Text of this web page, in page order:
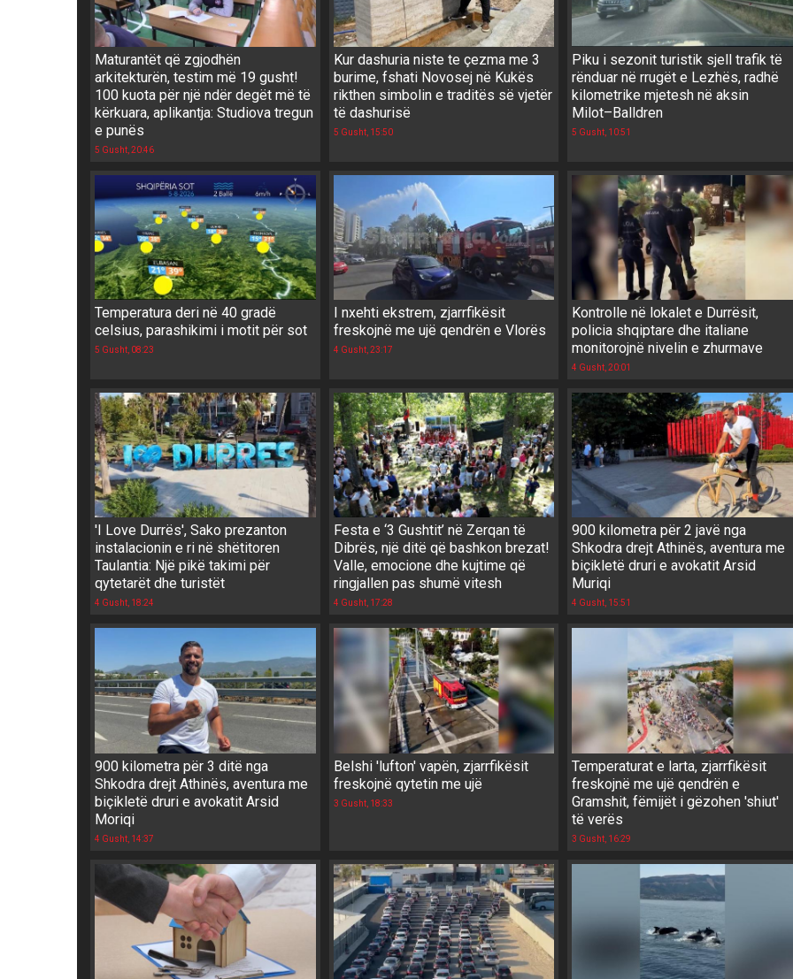
Maturantët që zgjodhën
arkitekturën, testim më 19 gusht!
100 kuota për një ndër degët më të
kërkuara, aplikantja: Studiova tregun
e punës
5 Gusht, 20:46
Kur dashuria niste te çezma me 3
burime, fshati Novosej në Kukës
rikthen simbolin e traditës së vjetër
të dashurisë
5 Gusht, 15:50
Piku i sezonit turistik sjell trafik të
rënduar në rrugët e Lezhës, radhë
kilometrike mjetesh në aksin
Milot–Balldren
5 Gusht, 10:51
Temperatura deri në 40 gradë
celsius, parashikimi i motit për sot
5 Gusht, 08:23
I nxehti ekstrem, zjarrfikësit
freskojnë me ujë qendrën e Vlorës
4 Gusht, 23:17
Kontrolle në lokalet e Durrësit,
policia shqiptare dhe italiane
monitorojnë nivelin e zhurmave
4 Gusht, 20:01
'I Love Durrës', Sako prezanton
instalacionin e ri në shëtitoren
Taulantia: Një pikë takimi për
qytetarët dhe turistët
4 Gusht, 18:24
Festa e ‘3 Gushtit’ në Zerqan të
Dibrës, një ditë që bashkon brezat!
Valle, emocione dhe kujtime që
ringjallen pas shumë vitesh
4 Gusht, 17:28
900 kilometra për 2 javë nga
Shkodra drejt Athinës, aventura me
biçikletë druri e avokatit Arsid
Muriqi
4 Gusht, 15:51
900 kilometra për 3 ditë nga
Shkodra drejt Athinës, aventura me
biçikletë druri e avokatit Arsid
Moriqi
4 Gusht, 14:37
Belshi 'lufton' vapën, zjarrfikësit
freskojnë qytetin me ujë
3 Gusht, 18:33
Temperaturat e larta, zjarrfikësit
freskojnë me ujë qendrën e
Gramshit, fëmijët i gëzohen 'shiut'
të verës
3 Gusht, 16:29